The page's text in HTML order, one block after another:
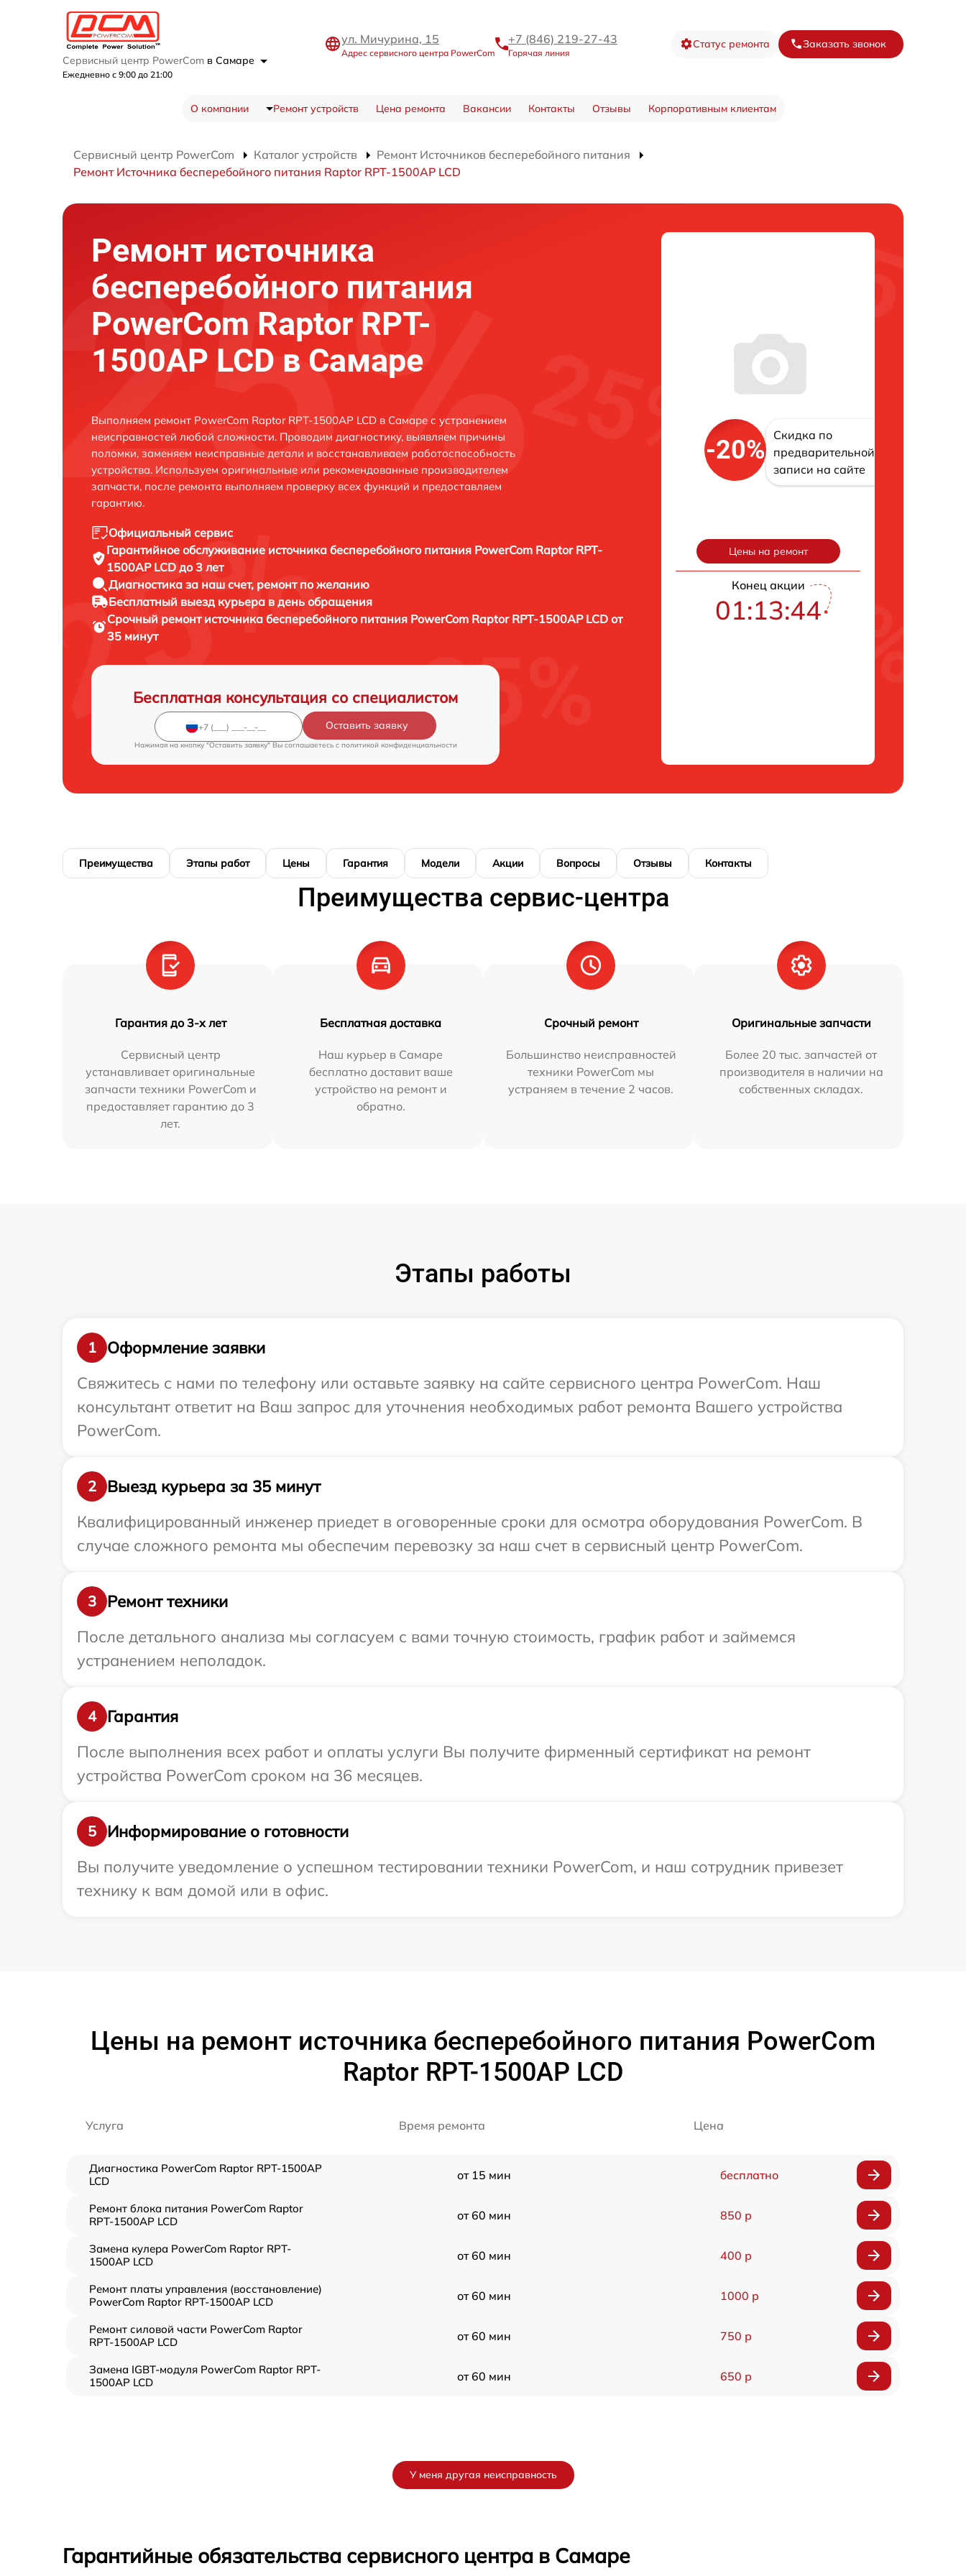
Сервисный центр PowerCom в Самаре
Ежедневно с 9:00 до 21:00
ул. Мичурина, 15
Адрес сервисного центра PowerCom
+7 (846) 219-27-43
Горячая линия
Статус ремонта Заказать звонок
О компании Ремонт устройств Цена ремонта Вакансии Контакты Отзывы Корпоративным клиентам
Сервисный центр PowerCom Каталог устройств
Ремонт Источников бесперебойного питания
Ремонт Источника бесперебойного питания Raptor RPT-1500AP LCD
Ремонт источника
бесперебойного питания
PowerCom Raptor RPT-
1500AP LCD в Самаре
Выполняем ремонт PowerCom Raptor RPT-1500AP LCD в Самаре с устранением
неисправностей любой сложности. Проводим диагностику, выявляем причины
поломки, заменяем неисправные детали и восстанавливаем работоспособность
устройства. Используем оригинальные или рекомендованные производителем
запчасти, после ремонта выполняем проверку всех функций и предоставляем
гарантию.
Официальный сервис
Гарантийное обслуживание источника бесперебойного питания PowerCom Raptor RPT-
1500AP LCD до 3 лет
Диагностика за наш счет, ремонт по желанию
Бесплатный выезд курьера в день обращения
Срочный ремонт источника бесперебойного питания PowerCom Raptor RPT-1500AP LCD от
35 минут
Бесплатная консультация со специалистом
Оставить заявку
Нажимая на кнопку "Оставить заявку" Вы соглашаетесь c политикой конфиденциальности
-20%
Скидка по
предварительной
записи на сайте
Цены на ремонт
Конец акции
01:13:43
Преимущества Этапы работ Цены Гарантия Модели Акции Вопросы Отзывы Контакты
Преимущества сервис-центра
Гарантия до 3-х лет
Сервисный центр
устанавливает оригинальные
запчасти техники PowerCom и
предоставляет гарантию до 3
лет.
Бесплатная доставка
Наш курьер в Самаре
бесплатно доставит ваше
устройство на ремонт и
обратно.
Срочный ремонт
Большинство неисправностей
техники PowerCom мы
устраняем в течение 2 часов.
Оригинальные запчасти
Более 20 тыс. запчастей от
производителя в наличии на
собственных складах.
Этапы работы
1
Оформление заявки
Свяжитесь с нами по телефону или оставьте заявку на сайте сервисного центра PowerCom. Наш
консультант ответит на Ваш запрос для уточнения необходимых работ ремонта Вашего устройства
PowerCom.
2
Выезд курьера за 35 минут
Квалифицированный инженер приедет в оговоренные сроки для осмотра оборудования PowerCom. В
случае сложного ремонта мы обеспечим перевозку за наш счет в сервисный центр PowerCom.
3
Ремонт техники
После детального анализа мы согласуем с вами точную стоимость, график работ и займемся
устранением неполадок.
4
Гарантия
После выполнения всех работ и оплаты услуги Вы получите фирменный сертификат на ремонт
устройства PowerCom сроком на 36 месяцев.
5
Информирование о готовности
Вы получите уведомление о успешном тестировании техники PowerCom, и наш сотрудник привезет
технику к вам домой или в офис.
Цены на ремонт источника бесперебойного питания PowerCom
Raptor RPT-1500AP LCD
Услуга Время ремонта Цена
Диагностика PowerCom Raptor RPT-1500AP
LCD
от 15 мин бесплатно
Ремонт блока питания PowerCom Raptor
RPT-1500AP LCD
от 60 мин 850 р
Замена кулера PowerCom Raptor RPT-
1500AP LCD
от 60 мин 400 р
Ремонт платы управления (восстановление)
PowerCom Raptor RPT-1500AP LCD
от 60 мин 1000 р
Ремонт силовой части PowerCom Raptor
RPT-1500AP LCD
от 60 мин 750 р
Замена IGBT-модуля PowerCom Raptor RPT-
1500AP LCD
от 60 мин 650 р
У меня другая неисправность
Гарантийные обязательства сервисного центра в Самаре